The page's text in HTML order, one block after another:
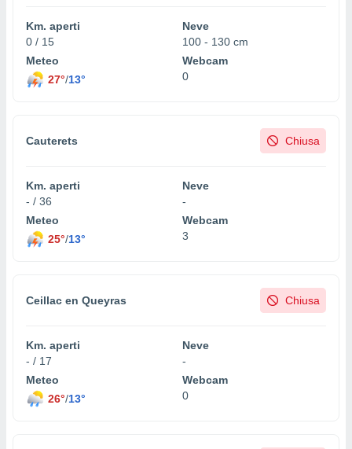
Km. aperti
0 / 15
Neve
100 - 130 cm
Meteo
27°/13°
Webcam
0
Cauterets Chiusa
Km. aperti
- / 36
Neve
-
Meteo
25°/13°
Webcam
3
Ceillac en Queyras Chiusa
Km. aperti
- / 17
Neve
-
Meteo
26°/13°
Webcam
0